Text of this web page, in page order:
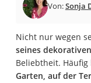
Von:Sonja
Nicht nur wegen
seines
Beliebtheit. Häufig
Garten, auf der